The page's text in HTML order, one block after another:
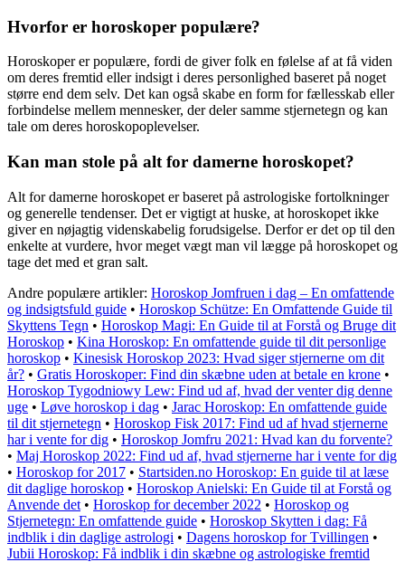
Hvorfor er horoskoper populære?
Horoskoper er populære, fordi de giver folk en følelse af at få viden
om deres fremtid eller indsigt i deres personlighed baseret på noget
større end dem selv. Det kan også skabe en form for fællesskab eller
forbindelse mellem mennesker, der deler samme stjernetegn og kan
tale om deres horoskopoplevelser.
Kan man stole på alt for damerne horoskopet?
Alt for damerne horoskopet er baseret på astrologiske fortolkninger
og generelle tendenser. Det er vigtigt at huske, at horoskopet ikke
giver en nøjagtig videnskabelig forudsigelse. Derfor er det op til den
enkelte at vurdere, hvor meget vægt man vil lægge på horoskopet og
tage det med et gran salt.
Andre populære artikler: Horoskop Jomfruen i dag – En omfattende
og indsigtsfuld guide • Horoskop Schütze: En Omfattende Guide til
Skyttens Tegn • Horoskop Magi: En Guide til at Forstå og Bruge dit
Horoskop • Kina Horoskop: En omfattende guide til dit personlige
horoskop • Kinesisk Horoskop 2023: Hvad siger stjernerne om dit
år? • Gratis Horoskoper: Find din skæbne uden at betale en krone •
Horoskop Tygodniowy Lew: Find ud af, hvad der venter dig denne
uge • Løve horoskop i dag • Jarac Horoskop: En omfattende guide
til dit stjernetegn • Horoskop Fisk 2017: Find ud af hvad stjernerne
har i vente for dig • Horoskop Jomfru 2021: Hvad kan du forvente?
• Maj Horoskop 2022: Find ud af, hvad stjernerne har i vente for dig
• Horoskop for 2017 • Startsiden.no Horoskop: En guide til at læse
dit daglige horoskop • Horoskop Anielski: En Guide til at Forstå og
Anvende det • Horoskop for december 2022 • Horoskop og
Stjernetegn: En omfattende guide • Horoskop Skytten i dag: Få
indblik i din daglige astrologi • Dagens horoskop for Tvillingen •
Jubii Horoskop: Få indblik i din skæbne og astrologiske fremtid